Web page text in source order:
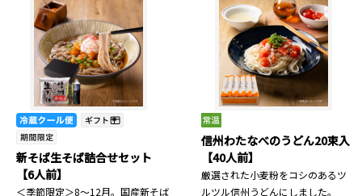
新そば生そば詰合せセット
【6人前】
＜季節限定＞8～12月。国産新そば
信州わたなべのうどん20束入
【40人前】
厳選された小麦粉をコシのあるツ
ルツル信州うどんにしました。